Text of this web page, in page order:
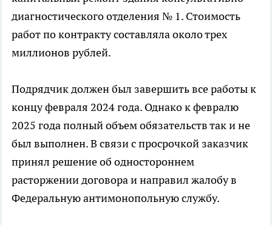
диагностического отделения № 1. Стоимость
работ по контракту составляла около трех
миллионов рублей.
Подрядчик должен был завершить все работы к
концу февраля 2024 года. Однако к февралю
2025 года полный объем обязательств так и не
был выполнен. В связи с просрочкой заказчик
принял решение об одностороннем
расторжении договора и направил жалобу в
Федеральную антимонопольную службу.